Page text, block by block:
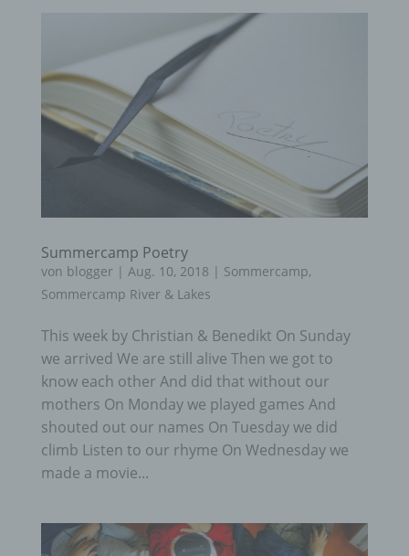
Summercamp Poetry
von blogger | Aug. 10, 2018 | Sommercamp,
Sommercamp River & Lakes
This week by Christian & Benedikt On Sunday
we arrived We are still alive Then we got to
know each other And did that without our
mothers On Monday we played games And
shouted out our names On Tuesday we did
climb Listen to our rhyme On Wednesday we
made a movie...